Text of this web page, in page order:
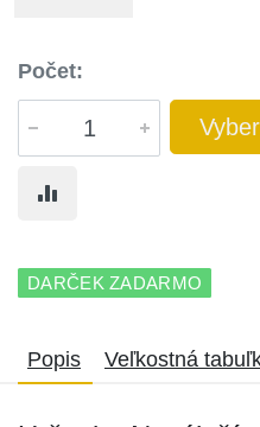
Počet:
DARČEK ZADARMO
Popis Veľkostná